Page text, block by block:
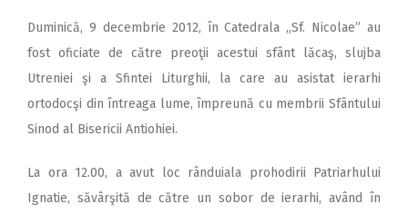
Duminică, 9 decembrie 2012, în Catedrala „Sf. Nicolae” au
fost oficiate de către preoţii acestui sfânt lăcaş, slujba
Utreniei şi a Sfintei Liturghii, la care au asistat ierarhi
ortodocşi din întreaga lume, împreună cu membrii Sfântului
Sinod al Bisericii Antiohiei.
La ora 12.00, a avut loc rânduiala prohodirii Patriarhului
Ignatie, săvârşită de către un sobor de ierarhi, având în